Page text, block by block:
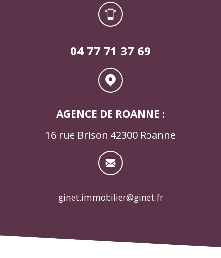
04 77 71 37 69
AGENCE DE ROANNE :
16 rue Brison 42300 Roanne
ginet.immobilier@ginet.fr